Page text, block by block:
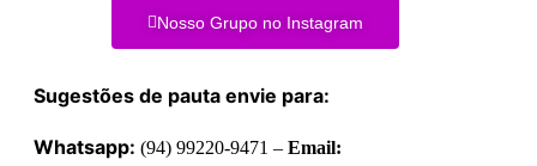
Nosso Grupo no Instagram
Sugestões de pauta envie para:
Whatsapp: (94) 99220-9471 – Email: